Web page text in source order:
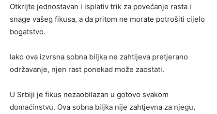
Otkrijte jednostavan i isplativ trik za povećanje rasta i
snage vašeg fikusa, a da pritom ne morate potrošiti cijelo
bogatstvo.
Iako ova izvrsna sobna biljka ne zahtijeva pretjerano
održavanje, njen rast ponekad može zaostati.
U Srbiji je fikus nezaobilazan u gotovo svakom
domaćinstvu. Ova sobna biljka nije zahtjevna za njegu,